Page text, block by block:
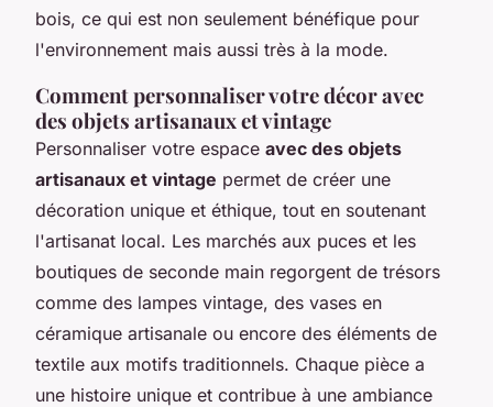
bois, ce qui est non seulement bénéfique pour
l'environnement mais aussi très à la mode.
Comment personnaliser votre décor avec
des objets artisanaux et vintage
Personnaliser votre espace avec des objets
artisanaux et vintage permet de créer une
décoration unique et éthique, tout en soutenant
l'artisanat local. Les marchés aux puces et les
boutiques de seconde main regorgent de trésors
comme des lampes vintage, des vases en
céramique artisanale ou encore des éléments de
textile aux motifs traditionnels. Chaque pièce a
une histoire unique et contribue à une ambiance